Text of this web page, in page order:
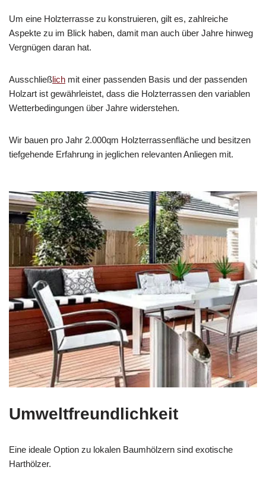
Um eine Holzterrasse zu konstruieren, gilt es, zahlreiche
Aspekte zu im Blick haben, damit man auch über Jahre hinweg
Vergnügen daran hat.
Ausschließlich mit einer passenden Basis und der passenden
Holzart ist gewährleistet, dass die Holzterrassen den variablen
Wetterbedingungen über Jahre widerstehen.
Wir bauen pro Jahr 2.000qm Holzterrassenfläche und besitzen
tiefgehende Erfahrung in jeglichen relevanten Anliegen mit.
Umweltfreundlichkeit
Eine ideale Option zu lokalen Baumhölzern sind exotische
Harthölzer.